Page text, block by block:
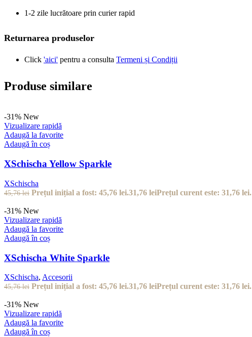
1-2 zile lucrătoare prin curier rapid
Returnarea produselor
Click 'aici' pentru a consulta Termeni și Condiții
Produse similare
-31% New
Vizualizare rapidă
Adaugă la favorite
Adaugă în coș
XSchischa Yellow Sparkle
XSchischa
45,76lei Prețul inițial a fost: 45,76 lei.31,76 leiPrețul curent este: 31,76 lei.
-31% New
Vizualizare rapidă
Adaugă la favorite
Adaugă în coș
XSchischa White Sparkle
XSchischa, Accesorii
45,76lei Prețul inițial a fost: 45,76 lei.31,76 leiPrețul curent este: 31,76 lei.
-31% New
Vizualizare rapidă
Adaugă la favorite
Adaugă în coș